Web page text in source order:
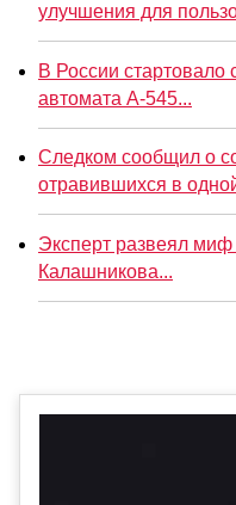
улучшения для
В России стартовало
автомата А-545...
Следком сообщил о
отравившихся в
Эксперт развеял
Калашникова...